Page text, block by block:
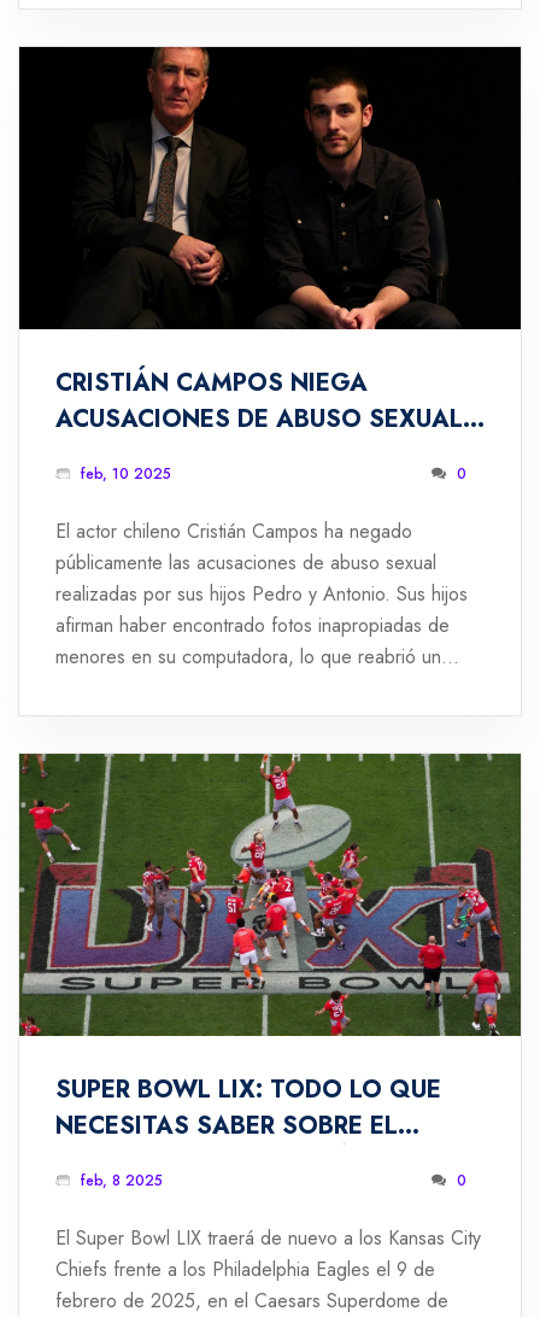
de la Zona A, mientras que Unión permanece en
una posición peligrosa.
CRISTIÁN CAMPOS NIEGA
ACUSACIONES DE ABUSO SEXUAL
DUELE PROFUNDAMENTE SU
MANIPULACIÓN'
feb, 10 2025 0
El actor chileno Cristián Campos ha negado
públicamente las acusaciones de abuso sexual
realizadas por sus hijos Pedro y Antonio. Sus hijos
afirman haber encontrado fotos inapropiadas de
menores en su computadora, lo que reabrió un
es una campaña difamatoria y expresa su tristeza
por la situación.
SUPER BOWL LIX: TODO LO QUE
NECESITAS SABER SOBRE EL
ESPERADO
feb, 8 2025 0
El Super Bowl LIX traerá de nuevo a los Kansas City
Chiefs frente a los Philadelphia Eagles el 9 de
febrero de 2025, en el Caesars Superdome de